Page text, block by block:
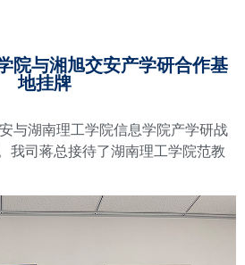
院与湘旭交安产学研合作基
地挂牌
与湖南理工学院信息学院产学研战
我司蒋总接待了湖南理工学院范教